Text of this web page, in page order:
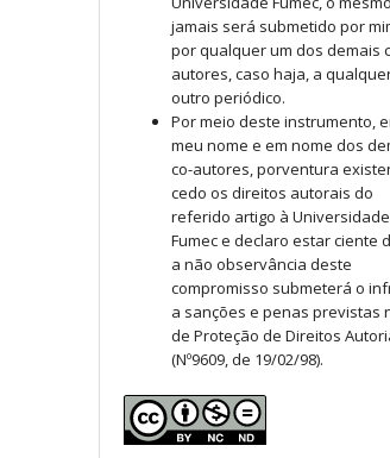
jamais será submetido por
por qualquer um dos demais
autores, caso haja, a
outro periódico.
Por meio deste instrumento,
meu nome e em nome dos
co-autores, porventura
cedo os direitos autorais do
referido artigo à Universidade
Fumec e declaro estar ciente
a não observância deste
compromisso submeterá o
a sanções e penas previstas
de Proteção de Direitos
(Nº9609, de 19/02/98).